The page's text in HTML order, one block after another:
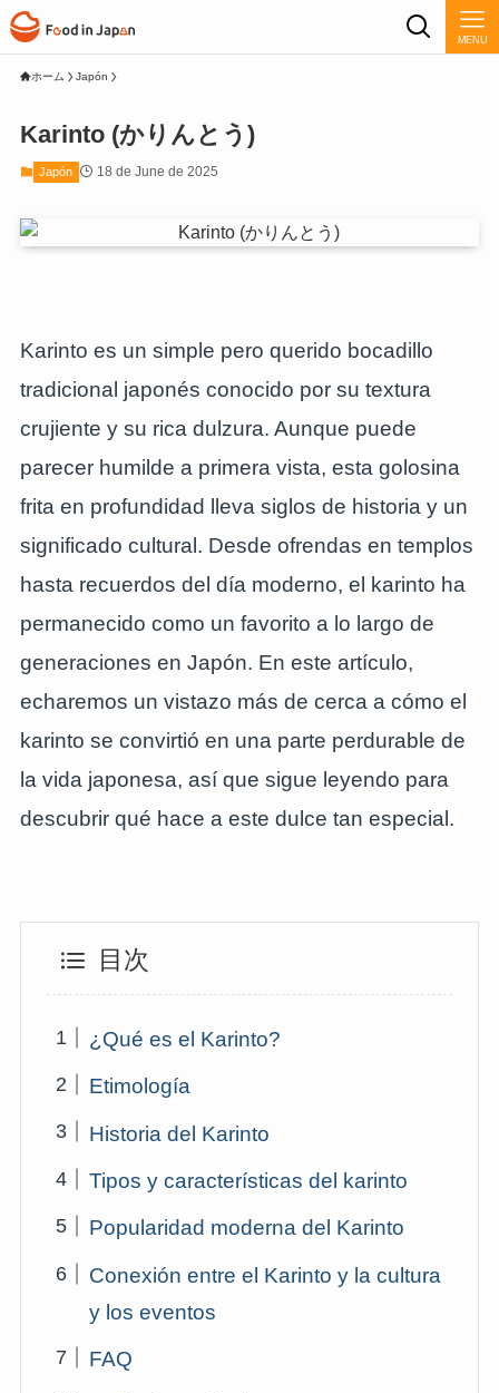
MENU
ホーム Japón
Karinto (かりんとう)
Japón 18 de June de 2025
Karinto es un simple pero querido bocadillo
tradicional japonés conocido por su textura
crujiente y su rica dulzura. Aunque puede
parecer humilde a primera vista, esta golosina
frita en profundidad lleva siglos de historia y un
significado cultural. Desde ofrendas en templos
hasta recuerdos del día moderno, el karinto ha
permanecido como un favorito a lo largo de
generaciones en Japón. En este artículo,
echaremos un vistazo más de cerca a cómo el
karinto se convirtió en una parte perdurable de
la vida japonesa, así que sigue leyendo para
descubrir qué hace a este dulce tan especial.
目次
¿Qué es el Karinto?
Etimología
Historia del Karinto
Tipos y características del karinto
Popularidad moderna del Karinto
Conexión entre el Karinto y la cultura
y los eventos
FAQ